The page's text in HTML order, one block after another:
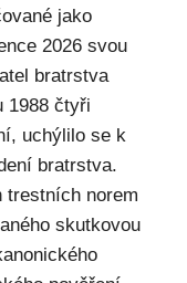
jako
2026 svou
bratrstva
1988 čtyři
uchýlilo se k
bratrstva.
trestních norem
skutkovou